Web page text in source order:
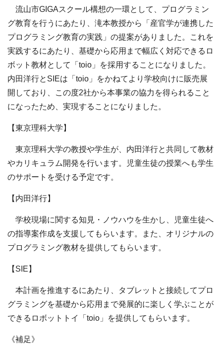
流山市GIGAスクール構想の一環として、プログラミン
グ教育を行うにあたり、滝本教授から「産官学が連携した
プログラミング教育の実践」の提案がありました。これを
実践するにあたり、基礎から応用まで幅広く対応できるロ
ボット教材として「toio」を採用することになりました。
内田洋行とSIEは「toio」をかねてより学校向けに販売展
開しており、この度2社から本事業の協力を得られること
になったため、実現することになりました。
【東京理科大学】
東京理科大学の教授や学生が、内田洋行と共同して教材
やカリキュラム開発を行います。児童生徒の授業へも学生
のサポートを受ける予定です。
【内田洋行】
学校現場に関する知見・ノウハウを生かし、児童生徒へ
の指導案作成を支援してもらいます。また、オリジナルの
プログラミング教材を提供してもらいます。
【SIE】
本計画を推進するにあたり、タブレットと接続してプロ
グラミングを基礎から応用まで発展的に楽しく学ぶことが
できるロボットトイ「toio」を提供してもらいます。
《補足》